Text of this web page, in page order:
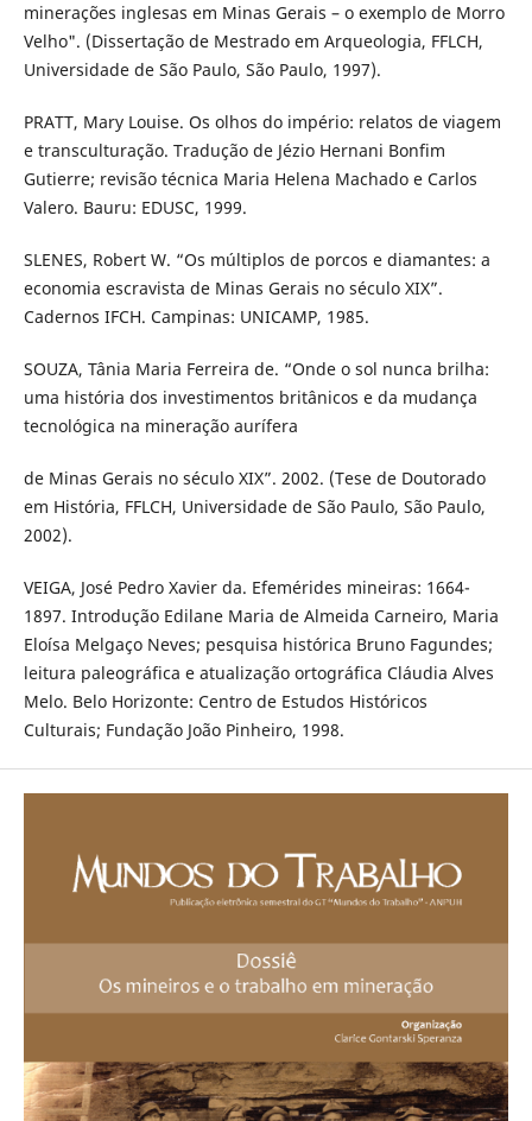
minerações inglesas em Minas Gerais – o exemplo de Morro
Velho". (Dissertação de Mestrado em Arqueologia, FFLCH,
Universidade de São Paulo, São Paulo, 1997).
PRATT, Mary Louise. Os olhos do império: relatos de viagem
e transculturação. Tradução de Jézio Hernani Bonfim
Gutierre; revisão técnica Maria Helena Machado e Carlos
Valero. Bauru: EDUSC, 1999.
SLENES, Robert W. “Os múltiplos de porcos e diamantes: a
economia escravista de Minas Gerais no século XIX”.
Cadernos IFCH. Campinas: UNICAMP, 1985.
SOUZA, Tânia Maria Ferreira de. “Onde o sol nunca brilha:
uma história dos investimentos britânicos e da mudança
tecnológica na mineração aurífera
de Minas Gerais no século XIX”. 2002. (Tese de Doutorado
em História, FFLCH, Universidade de São Paulo, São Paulo,
2002).
VEIGA, José Pedro Xavier da. Efemérides mineiras: 1664-
1897. Introdução Edilane Maria de Almeida Carneiro, Maria
Eloísa Melgaço Neves; pesquisa histórica Bruno Fagundes;
leitura paleográfica e atualização ortográfica Cláudia Alves
Melo. Belo Horizonte: Centro de Estudos Históricos
Culturais; Fundação João Pinheiro, 1998.